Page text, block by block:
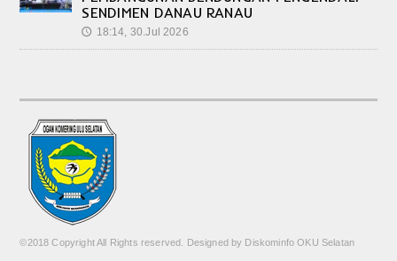
SENDIMEN DANAU RANAU
🕔 18:14, 30.Jul 2026
©2018 Copyright All Rights reserved. Designed by Diskominfo OKU Selatan